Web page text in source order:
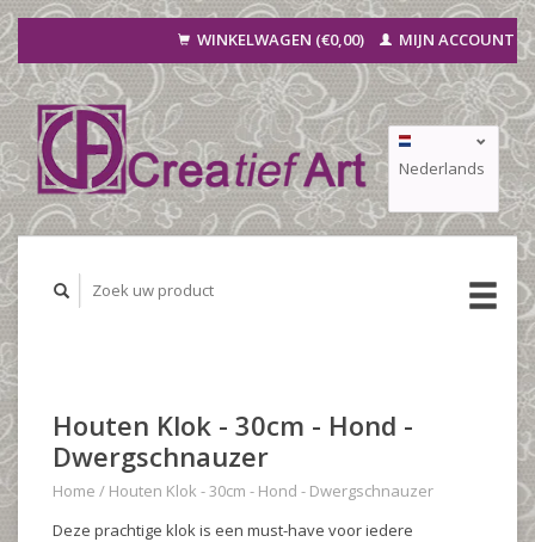
WINKELWAGEN (€0,00) MIJN ACCOUNT
Nederlands
Deutsch
Houten Klok - 30cm - Hond -
Dwergschnauzer
Home / Houten Klok - 30cm - Hond - Dwergschnauzer
Deze prachtige klok is een must-have voor iedere